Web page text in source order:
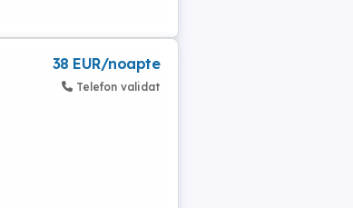
38 EUR/noapte
Telefon validat